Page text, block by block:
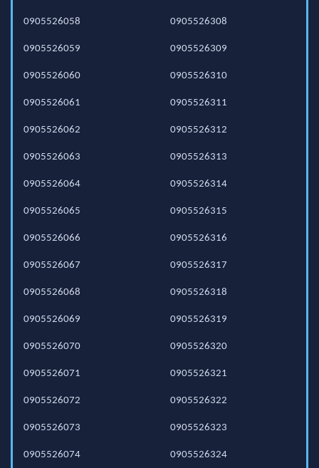
0905526058
0905526059
0905526060
0905526061
0905526062
0905526063
0905526064
0905526065
0905526066
0905526067
0905526068
0905526069
0905526070
0905526071
0905526072
0905526073
0905526074
0905526308
0905526309
0905526310
0905526311
0905526312
0905526313
0905526314
0905526315
0905526316
0905526317
0905526318
0905526319
0905526320
0905526321
0905526322
0905526323
0905526324